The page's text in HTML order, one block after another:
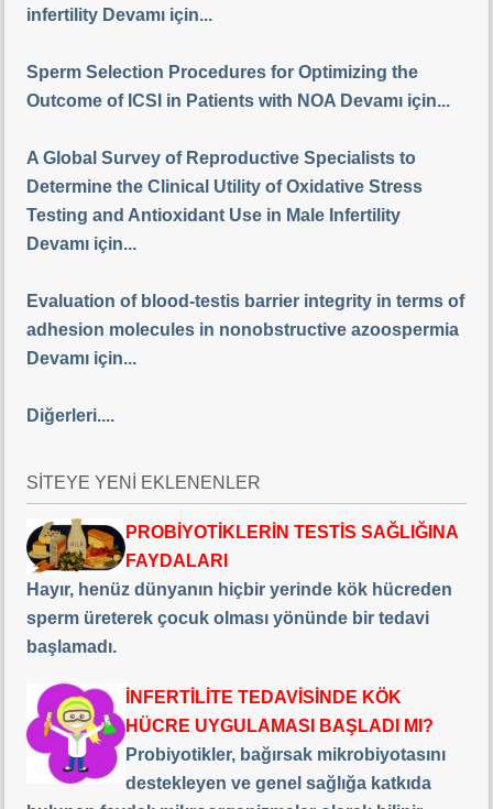
infertility Devamı için...
Sperm Selection Procedures for Optimizing the
Outcome of ICSI in Patients with NOA Devamı için...
A Global Survey of Reproductive Specialists to
Determine the Clinical Utility of Oxidative Stress
Testing and Antioxidant Use in Male Infertility
Devamı için...
Evaluation of blood-testis barrier integrity in terms of
adhesion molecules in nonobstructive azoospermia
Devamı için...
Diğerleri....
SİTEYE YENİ EKLENENLER
PROBİYOTİKLERİN TESTİS SAĞLIĞINA
FAYDALARI
Hayır, henüz dünyanın hiçbir yerinde kök hücreden
sperm üreterek çocuk olması yönünde bir tedavi
başlamadı.
İNFERTİLİTE TEDAVİSİNDE KÖK
HÜCRE UYGULAMASI BAŞLADI MI?
Probiyotikler, bağırsak mikrobiyotasını
destekleyen ve genel sağlığa katkıda